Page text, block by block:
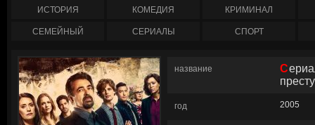
ИСТОРИЯ КОМЕДИЯ КРИМИНАЛ
СЕМЕЙНЫЙ СЕРИАЛЫ СПОРТ
название
Сериал: Мыслить как
год 2005